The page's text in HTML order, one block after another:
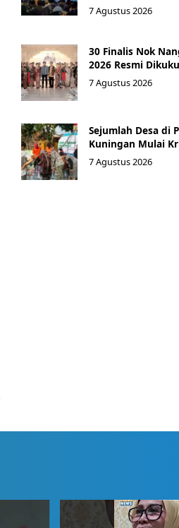
7 Agustus 2026
30 Finalis Nok
2026 Resmi
7 Agustus 2026
Sejumlah Desa di
Kuningan Mulai
7 Agustus 2026